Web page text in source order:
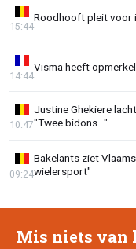
Roodhooft pleit voor
15:44
Visma heeft
14:44
Justine Ghekiere
"Twee bidons..."
10:47
Bakelants ziet
wielersport"
09:24
Mis niets van